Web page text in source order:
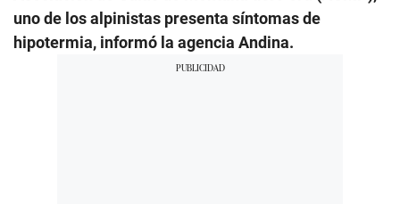
uno de los alpinistas presenta síntomas de
hipotermia, informó la agencia Andina.